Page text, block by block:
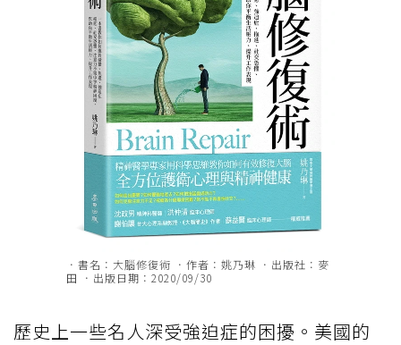
．書名：大腦修復術 ．作者：姚乃琳 ．出版社：麥
田 ．出版日期：2020/09/30
歷史上一些名人深受強迫症的困擾。美國的